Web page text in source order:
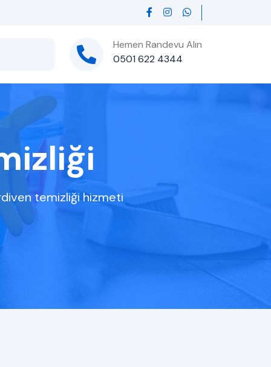
Hemen Randevu Alın
0501 622 4344
temizliği hizmeti